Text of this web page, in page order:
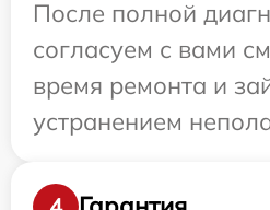
После полной
согласуем с вами
время ремонта и
устранением